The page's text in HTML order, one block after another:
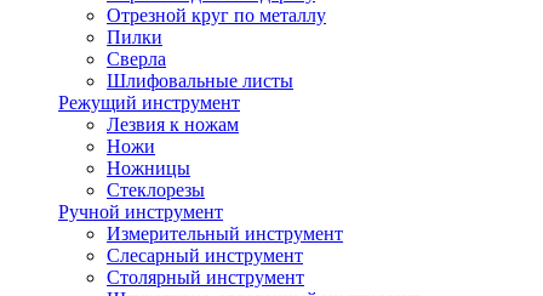
Отрезной круг по металлу
Пилки
Сверла
Шлифовальные листы
Режущий инструмент
Лезвия к ножам
Ножи
Ножницы
Стеклорезы
Ручной инструмент
Измерительный инструмент
Слесарный инструмент
Столярный инструмент